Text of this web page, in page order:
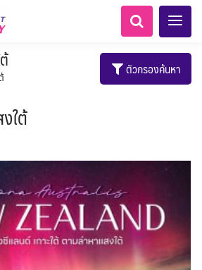
0
LKA ศรีลังกา + BGD บังคลา
เทศ
0
LKA ศรีลังกา 0
BTN ภูฏาน 2
KHM กัมพูชา 0
สวิตเซอร์แลนด์ เยอรมนี
ฝรั่งเศส
1 แอลเบเนีย - Albania
Baltic บอลติก 4
ยุโรปราคาถูก 1
อเมริกากลาง 1
ARG อาร์เจนตินา
CAN แคนาดา 3
ECU เอกวาดอร์ 0
USA สหรัฐอเมริกา 6
รป 5 ทัวร์ ล่องเรือสำราญอลาสก้า
1
มริกา ทัวร์ ล่องเรือสำราญเอเชีย
ทัวร์ ล่องเรือสำราญประเท
ศอื่นๆ
4
นามิเบีย - Namibia 1
โมร็อคโค - Morocco
เคนย่า - Kenya 2
2 นิวซีแลนด์ - New Zealand
11
เลนไทน์ ล่องเรือดินเนอร์วันลอยกระทง
21
หม่ 22 เรือรอบกลางวัน กทม.
า 9
14
าชั้น /
ตัวทั่ว
ฯลฯ
บุฟเฟต์โรงแรม/ร้านอาหาร
ไทยบัสฟู้ดทัวร์
off 0
0 แต่งชุดไทยถ่ายรูปวัดอรุณฯ
1
าลชมพลุ
3
ตัวกรองค้นหา
ใต้